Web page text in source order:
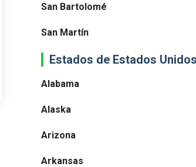
San Bartolomé
San Martín
Estados de Estados Unidos
Alabama
Alaska
Arizona
Arkansas